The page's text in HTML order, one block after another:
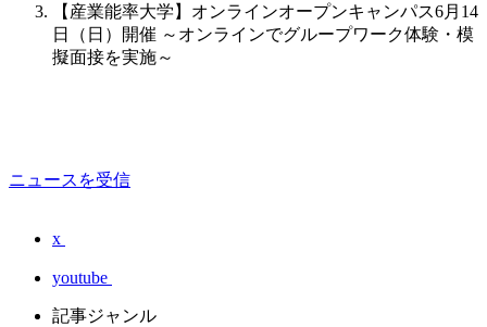
【産業能率大学】オンラインオープンキャンパス6月14
日（日）開催 ～オンラインでグループワーク体験・模
擬面接を実施～
ニュースを受信
x
youtube
記事ジャンル